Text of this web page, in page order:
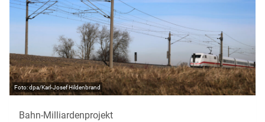
dpa/Karl-Josef Hildenbrand
Bahn-Milliardenprojekt